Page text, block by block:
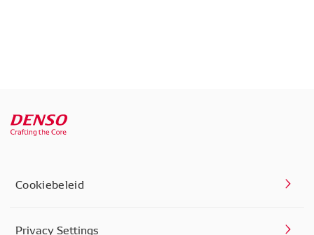
Cookiebeleid
Privacy Settings